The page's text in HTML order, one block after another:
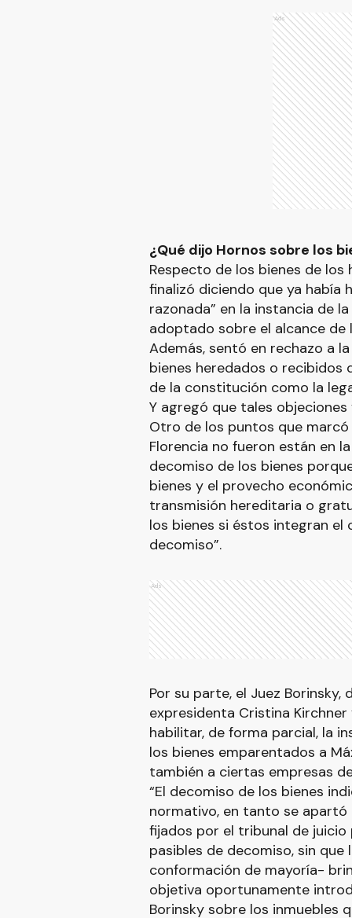
Ads
¿Qué dijo Hornos sobre los
Respecto de los bienes de
finalizó diciendo que ya había
razonada” en la instancia de
adoptado sobre el alcance
Además, sentó en rechazo a
bienes heredados o recibidos
de la constitución como la
Y agregó que tales
Otro de los puntos que
Florencia no fueron están en
decomiso de los bienes
bienes y el provecho
transmisión hereditaria o
los bienes si éstos integran
decomiso”.
Ads
Por su parte, el Juez
expresidenta Cristina
habilitar, de forma parcial, la
los bienes emparentados a
también a ciertas empresas
“El decomiso de los bienes
normativo, en tanto se
fijados por el tribunal de
pasibles de decomiso, sin
conformación de mayoría-
objetiva oportunamente
Borinsky sobre los inmuebles